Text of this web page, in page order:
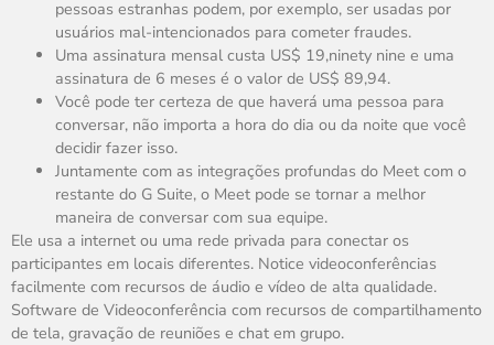
pessoas estranhas podem, por exemplo, ser usadas por
usuários mal-intencionados para cometer fraudes.
Uma assinatura mensal custa US$ 19,ninety nine e uma
assinatura de 6 meses é o valor de US$ 89,94.
Você pode ter certeza de que haverá uma pessoa para
conversar, não importa a hora do dia ou da noite que você
decidir fazer isso.
Juntamente com as integrações profundas do Meet com o
restante do G Suite, o Meet pode se tornar a melhor
maneira de conversar com sua equipe.
Ele usa a internet ou uma rede privada para conectar os
participantes em locais diferentes. Notice videoconferências
facilmente com recursos de áudio e vídeo de alta qualidade.
Software de Videoconferência com recursos de compartilhamento
de tela, gravação de reuniões e chat em grupo.